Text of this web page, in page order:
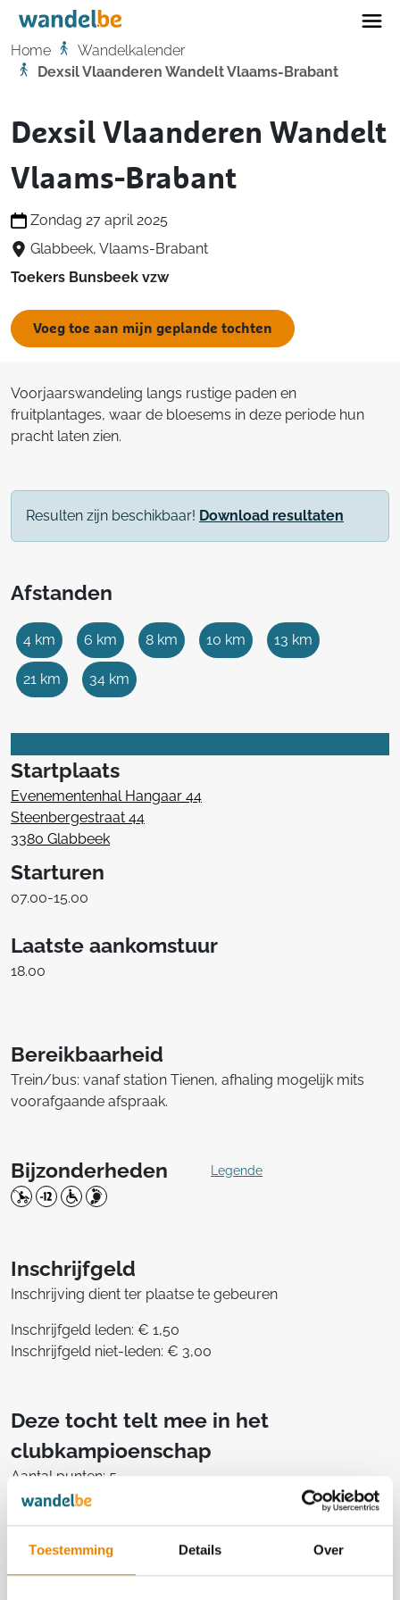
Toestemming Details Over
Home
Home
Wandelkalender
Dexsil Vlaanderen Wandelt Vlaams-Brabant
Dexsil Vlaanderen Wandelt
Vlaams-Brabant
Zondag 27 april 2025
Glabbeek, Vlaams-Brabant
Toekers Bunsbeek vzw
Voeg toe aan mijn geplande tochten
Voorjaarswandeling langs rustige paden en
fruitplantages, waar de bloesems in deze periode hun
pracht laten zien.
Resulten zijn beschikbaar! Download resultaten
Afstanden
4 km 6 km 8 km 10 km 13 km
21 km 34 km
Startplaats
Evenementenhal Hangaar 44
Steenbergestraat 44
3380 Glabbeek
Starturen
07.00-15.00
Laatste aankomstuur
18.00
Bereikbaarheid
Trein/bus: vanaf station Tienen, afhaling mogelijk mits
voorafgaande afspraak.
Bijzonderheden Legende
Inschrijfgeld
Inschrijving dient ter plaatse te gebeuren
Inschrijfgeld leden: € 1,50
Inschrijfgeld niet-leden: € 3,00
Deze tocht telt mee in het
clubkampioenschap
Aantal punten: 5